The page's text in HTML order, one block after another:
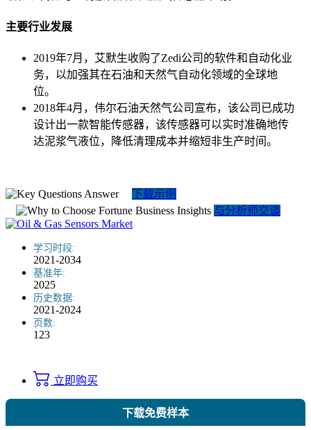
主要行业发展
2019年7月，艾默生收购了Zedi公司的软件和自动化业
务，以加强其在石油和天然气自动化领域的全球地
位。
2018年4月，伟尔石油天然气公司宣布，该公司已成功
设计出一款智能传感器，该传感器可以实时准确地传
达泥浆气液位，降低清理成本并缩短非生产时间。
下载示例
与分析师交谈
学习时段:
2021-2034
基准年:
2025
历史数据:
2021-2024
页数:
123
立即购买
下载免费样本